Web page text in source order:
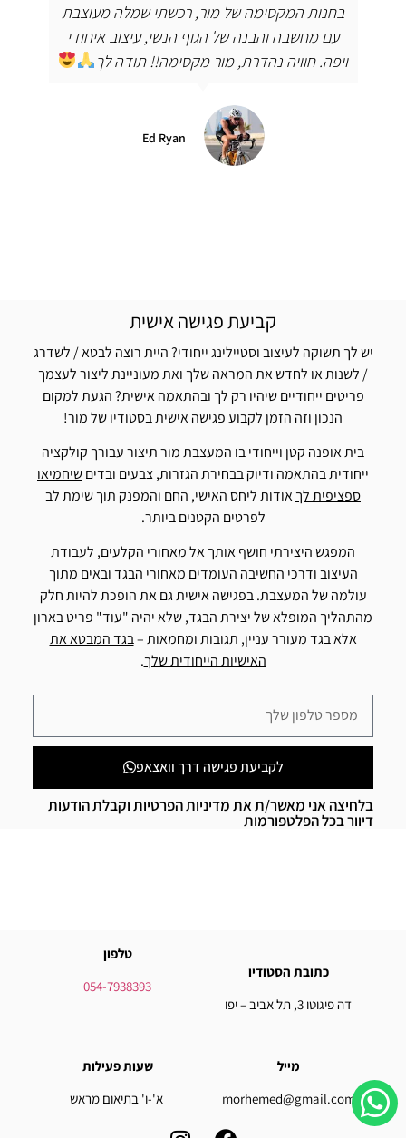
בחנות המקסימה של מור, רכשתי שמלה מעוצבת
עם מחשבה והבנה של הגוף הנשי, עיצוב איחודי
ויפה. חוויה נהדרת, מור מקסימה!! תודה לך
Ed Ryan
קביעת פגישה אישית
יש לך תשוקה לעיצוב וסטיילינג ייחודי? היית רוצה לבטא / לשדרג
/ לשנות או לחדש את המראה שלך ואת מעוניינת ליצור לעצמך
פריטים ייחודיים שיהיו רק לך ובהתאמה אישית? הגעת למקום
הנכון וזה הזמן לקבוע פגישה אישית בסטודיו של מור!
בית אופנה קטן וייחודי בו המעצבת מור תיצור עבורך קולקציה
ייחודית בהתאמה ודיוק בבחירת הגזרות, צבעים ובדיםשיחמיאו
ספציפית לךאודות ליחס האישי, החם והמפנק תוך שימת לב
לפרטים הקטנים ביותר.
המפגש היצירתי חושף אותך אל מאחורי הקלעים, לעבודת
העיצוב ודרכי החשיבה העומדים מאחורי הבגד ובאים מתוך
עולמה של המעצבת. בפגישה אישית גם את הופכת להיות חלק
מהתהליך המופלא של יצירת הבגד, שלא יהיה "עוד" פריט בארון
אלא בגד מעורר עניין, תגובות ומחמאות –בגד המבטא את
האישיות הייחודית שלך.
לקביעת פגישה דרך וואצאפ
בלחיצה אני מאשר/ת את מדיניות הפרטיות וקבלת הודעות
דיוור בכל הפלטפורמות
כתובת הסטודיו
דה פיגוטו 3, תל אביב – יפו
טלפון
054-7938393
מייל
morhemed@gmail.com
שעות פעילות
א'-ו' בתיאום מראש